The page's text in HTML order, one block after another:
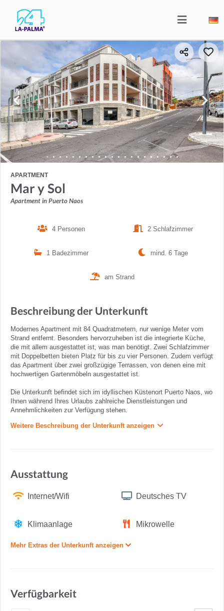
APARTMENT
Mar y Sol
Apartment in Puerto Naos
4 Personen 2 Schlafzimmer
1 Badezimmer mind. 6 Tage
am Strand
Beschreibung der Unterkunft
Modernes Apartment mit 84 Quadratmetern, nur wenige Meter vom
Strand entfernt. Besonders hervorzuheben ist die integrierte Küche,
die mit allem ausgestattet ist, was man benötigt. Zwei Schlafzimmer
mit Doppelbetten bieten Platz für bis zu vier Personen. Zudem verfügt
das Apartment über zwei großzügige Terrassen, von denen eine mit
hochwertigen Gartenmöbeln ausgestattet ist.
Die Unterkunft befindet sich im idyllischen Küstenort Puerto Naos, wo
Ihnen während Ihres Urlaubs zahlreiche Dienstleistungen und
Annehmlichkeiten zur Verfügung stehen.
Weitere Beschreibung der Unterkunft anzeigen
Ausstattung
Internet/Wifi Deutsches TV
Klimaanlage Mikrowelle
Mehr Extras der Unterkunft anzeigen
Verfügbarkeit